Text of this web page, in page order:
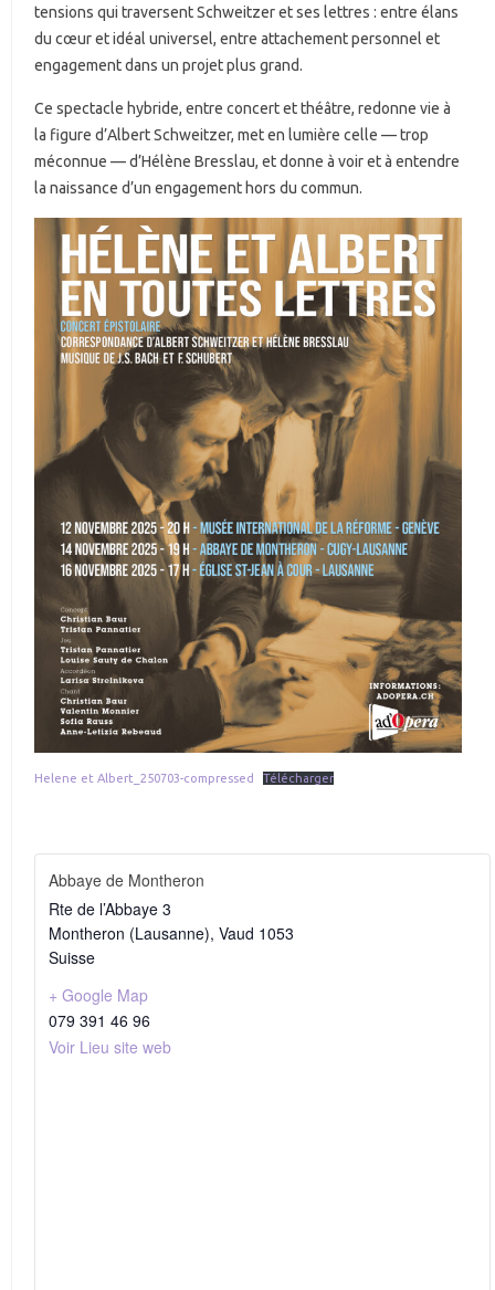
tensions qui traversent Schweitzer et ses lettres : entre élans
du cœur et idéal universel, entre attachement personnel et
engagement dans un projet plus grand.
Ce spectacle hybride, entre concert et théâtre, redonne vie à
la figure d’Albert Schweitzer, met en lumière celle — trop
méconnue — d’Hélène Bresslau, et donne à voir et à entendre
la naissance d’un engagement hors du commun.
Helene et Albert_250703-compressed Télécharger
Abbaye de Montheron
Rte de l’Abbaye 3
Montheron (Lausanne), Vaud 1053
Suisse
+ Google Map
079 391 46 96
Voir Lieu site web